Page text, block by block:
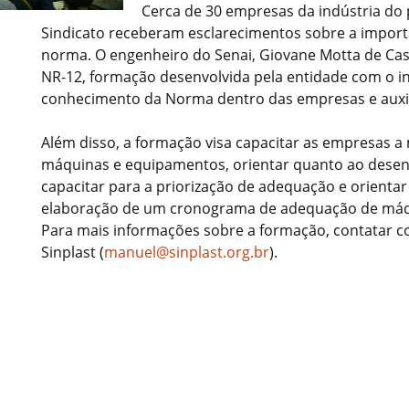
Cerca de 30 empresas da indústria
Sindicato receberam esclarecimentos sobre a
norma. O engenheiro do Senai, Giovane Motta de
NR-12, formação desenvolvida pela entidade com o
conhecimento da Norma dentro das empresas e
Além disso, a formação visa capacitar as empresas
máquinas e equipamentos, orientar quanto ao
capacitar para a priorização de adequação e
elaboração de um cronograma de adequação de
Para mais informações sobre a formação, contatar
Sinplast (manuel@sinplast.org.br).